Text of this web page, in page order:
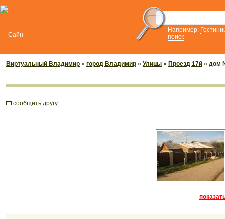
Например:
поиск
Виртуальный Владимир » город Владимир » Улицы » Проезд 17й » дом
cообщить другу